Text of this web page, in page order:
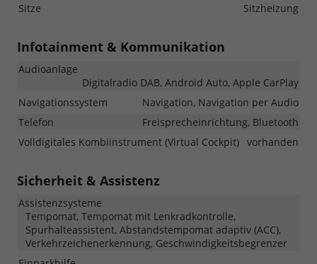
Sitze
Sitzheizung
Infotainment & Kommunikation
Audioanlage
Digitalradio DAB, Android Auto, Apple CarPlay
Navigationssystem
Navigation, Navigation per Audio
Telefon
Freisprecheinrichtung, Bluetooth
Volldigitales Kombiinstrument (Virtual Cockpit) vorhanden
Sicherheit & Assistenz
Assistenzsysteme
Tempomat, Tempomat mit Lenkradkontrolle,
Spurhalteassistent, Abstandstempomat adaptiv (ACC),
Verkehrzeichenerkennung, Geschwindigkeitsbegrenzer